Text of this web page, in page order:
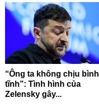
“Ông ta không chịu bình
tĩnh”: Tình hình của
Zelensky gây...